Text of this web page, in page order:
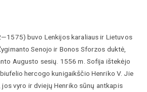
buvo Lenkijos karaliaus ir Lietuvos
Senojo ir Bonos Sforzos duktė,
Augusto sesių. 1556 m. Sofija ištekėjo
hercogo kunigaikščio Henriko V. Jie
vyro ir dviejų Henriko sūnų antkapis